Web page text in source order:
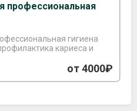
профессиональная
гигиена
от 4000₽